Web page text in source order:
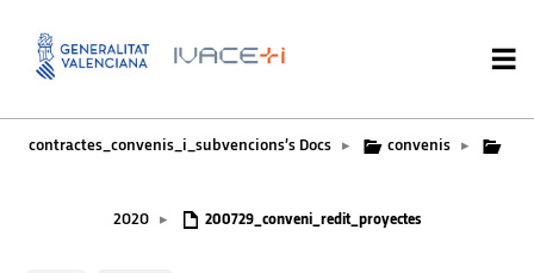
contractes_convenis_i_subvencions’s Docs ▸ convenis ▸
2020 ▸ 200729_conveni_redit_proyectes